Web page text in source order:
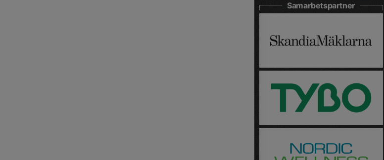
Samarbetspartner